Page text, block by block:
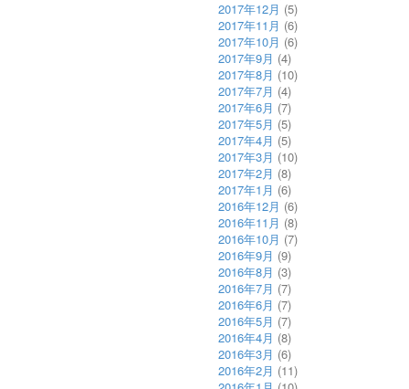
2017年12月 (5)
2017年11月 (6)
2017年10月 (6)
2017年9月 (4)
2017年8月 (10)
2017年7月 (4)
2017年6月 (7)
2017年5月 (5)
2017年4月 (5)
2017年3月 (10)
2017年2月 (8)
2017年1月 (6)
2016年12月 (6)
2016年11月 (8)
2016年10月 (7)
2016年9月 (9)
2016年8月 (3)
2016年7月 (7)
2016年6月 (7)
2016年5月 (7)
2016年4月 (8)
2016年3月 (6)
2016年2月 (11)